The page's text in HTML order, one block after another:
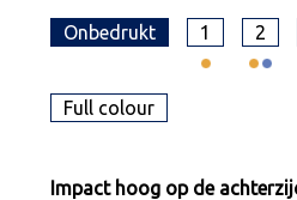
Onbedrukt 1 2
Full colour
Impact hoog op de